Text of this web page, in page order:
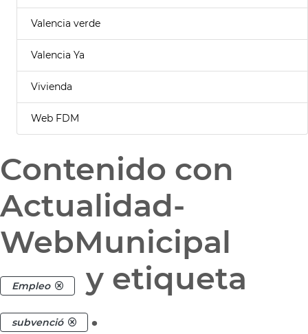
Valencia verde
Valencia Ya
Vivienda
Web FDM
Contenido con
Actualidad-
WebMunicipal
Empleo y etiqueta
subvenció .